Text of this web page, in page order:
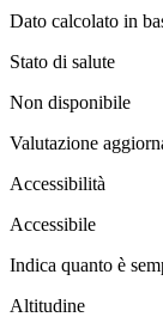
Dato calcolato in
Stato di salute
Non disponibile
Valutazione
Accessibilità
Accessibile
Indica quanto è
Altitudine